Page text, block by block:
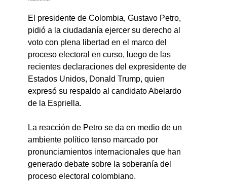
El presidente de Colombia, Gustavo Petro,
pidió a la ciudadanía ejercer su derecho al
voto con plena libertad en el marco del
proceso electoral en curso, luego de las
recientes declaraciones del expresidente de
Estados Unidos, Donald Trump, quien
expresó su respaldo al candidato Abelardo
de la Espriella.
La reacción de Petro se da en medio de un
ambiente político tenso marcado por
pronunciamientos internacionales que han
generado debate sobre la soberanía del
proceso electoral colombiano.